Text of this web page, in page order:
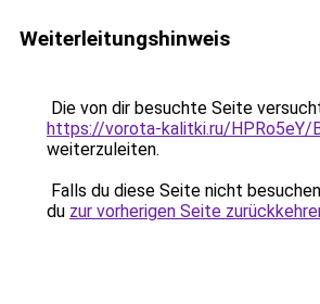
Weiterleitungshinweis
Die von dir besuchte Seite
https://vorota-kalitki.ru/HPRo5eY/
weiterzuleiten.
Falls du diese Seite nicht
du zur vorherigen Seite